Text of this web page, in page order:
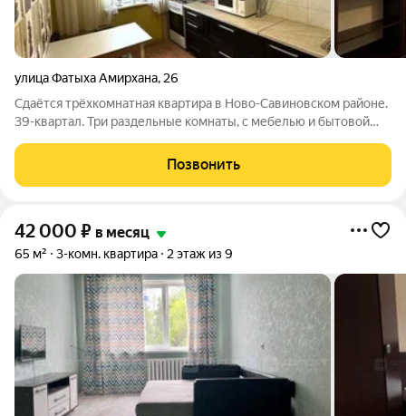
улица Фатыха Амирхана, 26
Сдаётся трёхкомнатная квартира в Ново-Савиновском районе.
39-квартал. Три раздельные комнаты, с мебелью и бытовой
Гаврилова, Адоратского, Лаврентьева, Мусина, ямашева. Цена
плюс квартплата. Залог
Позвонить
42 000 ₽ в месяц
65 м² 3-комн. квартира 2 этаж из 9